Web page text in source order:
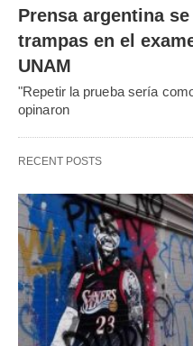
Prensa argentina
trampas en el
UNAM
"Repetir la prueba sería
opinaron
RECENT POSTS